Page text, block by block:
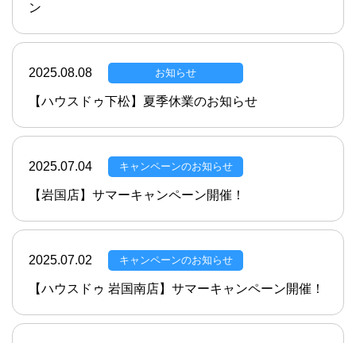
ン
2025.08.08 お知らせ
【ハウスドゥ下松】夏季休業のお知らせ
2025.07.04 キャンペーンのお知らせ
【岩国店】サマーキャンペーン開催！
2025.07.02 キャンペーンのお知らせ
【ハウスドゥ 岩国南店】サマーキャンペーン開催！